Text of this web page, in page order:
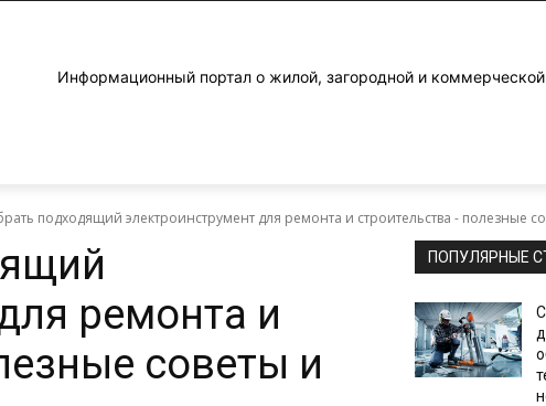
Информационный портал о жилой, загородной и
подходящий электроинструмент для ремонта и строительства - полезные
ремонта и
советы и
ПОПУЛЯРНЫЕ